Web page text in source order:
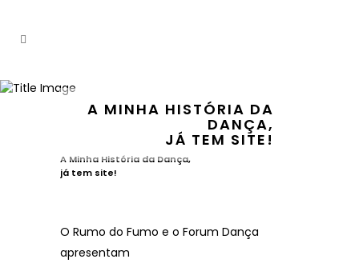
A MINHA HISTÓRIA DA
DANÇA,
JÁ TEM SITE!
A Minha História da Dança,
já tem site!
O Rumo do Fumo e o Forum Dança
apresentam